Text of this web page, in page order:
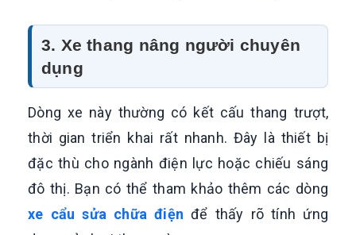
3. Xe thang nâng người chuyên
dụng
Dòng xe này thường có kết cấu thang trượt,
thời gian triển khai rất nhanh. Đây là thiết bị
đặc thù cho ngành điện lực hoặc chiếu sáng
đô thị. Bạn có thể tham khảo thêm các dòng
xe cẩu sửa chữa điện để thấy rõ tính ứng